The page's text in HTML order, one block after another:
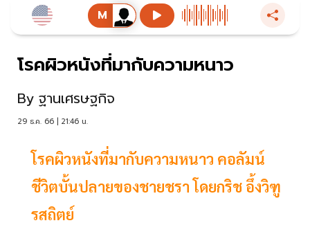
โรคผิวหนังที่มากับความหนาว
By ฐานเศรษฐกิจ
29 ธ.ค. 66 | 21:46 น.
โรคผิวหนังที่มากับความหนาว คอลัมน์
ชีวิตบั้นปลายของชายชรา โดยกริช อึ้งวิฑู
รสถิตย์